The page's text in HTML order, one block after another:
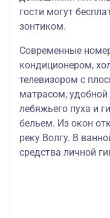
гости могут
зонтиком.
Современные
кондиционером,
телевизором с
матрасом,
лебяжьего пуха и
бельем. Из окон
реку Волгу. В
средства личной